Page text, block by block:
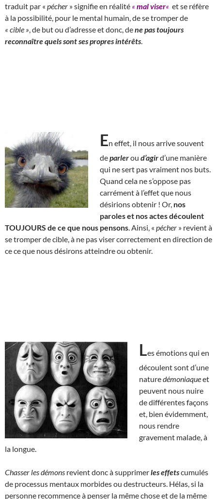
traduit par « pécher » signifie en réalité « mal viser« et se réfère
à la possibilité, pour le mental humain, de se tromper de
« cible » , de but ou d’adresse et donc, dene pas toujours
reconnaître quels sont ses propres intérêts
En effet, il nous arrive souvent
deparlerou d’agird’une manière
qui ne sert pas vraiment nos buts.
Quand cela ne s’oppose pas
carrément à l’effet que nous
désirions obtenir ! Or, nos
paroles et nos actes découlent
TOUJOURS de ce que nous pensons . Ainsi, « pécher » revient à
se tromper de cible, à ne pas viser correctement en direction de
ce ce que nous désirons atteindre ou obtenir.
Les émotions qui en
découlent sont d’une
naturedémoniaqueet
peuvent nous nuire
de différentes façons
et, bien évidemment,
nous rendre
gravement malade, à
la longue.
Chasser les démons revient donc à supprimerles effetscumulés
de processus mentaux morbides ou destructeurs. Hélas, si la
personne recommence à penser la même chose et de la même